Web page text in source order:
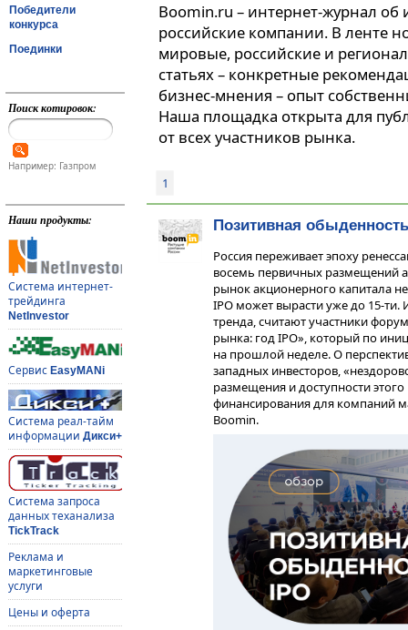
Победители
конкурса
Поединки
Поиск котировок:
Например: Газпром
Наши продукты:
Система интернет-
трейдинга
NetInvestor
Сервис EasyMANi
Система реал-тайм
информации Дикси+
Система запроса
данных теханализа
TickTrack
Реклама и
маркетинговые
услуги
Цены и оферта
Boomin.ru – интернет-журнал об
российские компании. В ленте
мировые, российские и
статьях – конкретные
бизнес-мнения – опыт
Наша площадка открыта для
от всех участников рынка.
1
Позитивная
Россия переживает эпоху
восемь первичных размещений
рынок акционерного капитала
IPO может вырасти уже до 15-ти.
тренда, считают участники
рынка: год IPO», который по
на прошлой неделе. О
западных инвесторов,
размещения и доступности
финансирования для компаний
Boomin.